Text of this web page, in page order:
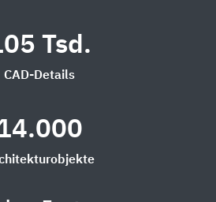
Tsd.
CAD-Details